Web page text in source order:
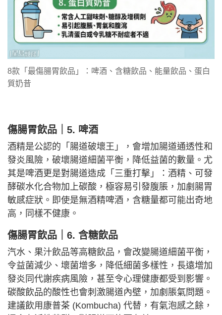
8款「最傷腸胃飲品」：啤酒、含糖飲品、能量飲品、蛋白
質奶昔
傷腸胃飲品｜5. 啤酒
酒精是公認的「腸道破壞王」，會增加腸道通透性和
發炎風險，破壞腸道細菌平衡，降低益菌的數量。尤
其是啤酒更是對腸道造成「三重打擊」：酒精、可發
酵碳水化合物加上碳酸，極容易引發腹脹，加劇腸胃
敏感症狀。即使是無酒精啤酒，含糖量都可能出奇地
高，同樣不健康。
傷腸胃飲品｜6. 含糖飲品
汽水、果汁飲品等高糖飲品，會改變腸道細菌平衡，
令益菌減少、壞菌增多，降低細菌多樣性，長遠增加
發炎同代謝疾病風險，甚至令心理健康都受到影響。
碳酸飲品的酸性也會刺激腸道內壁，加劇脹氣問題。
建議飲用康普茶 (Kombucha) 代替，有氣泡感之餘，